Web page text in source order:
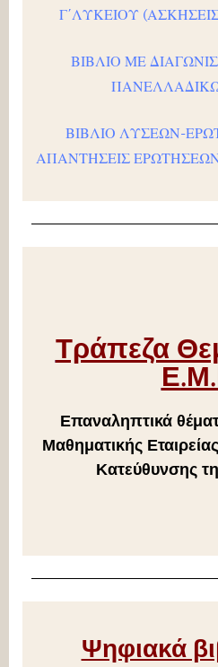
Γ΄ΛΥΚΕΙΟΥ
ΒΙΒΛΙΟ ΜΕ
ΒΙΒΛΙΟ ΛΥΣΕΩΝ-
ΑΠΑΝΤΗΣΕΙΣ
Τράπεζα
Επαναληπτικά
Μαθηματικής
Κατεύθυνσης
Ψηφιακά